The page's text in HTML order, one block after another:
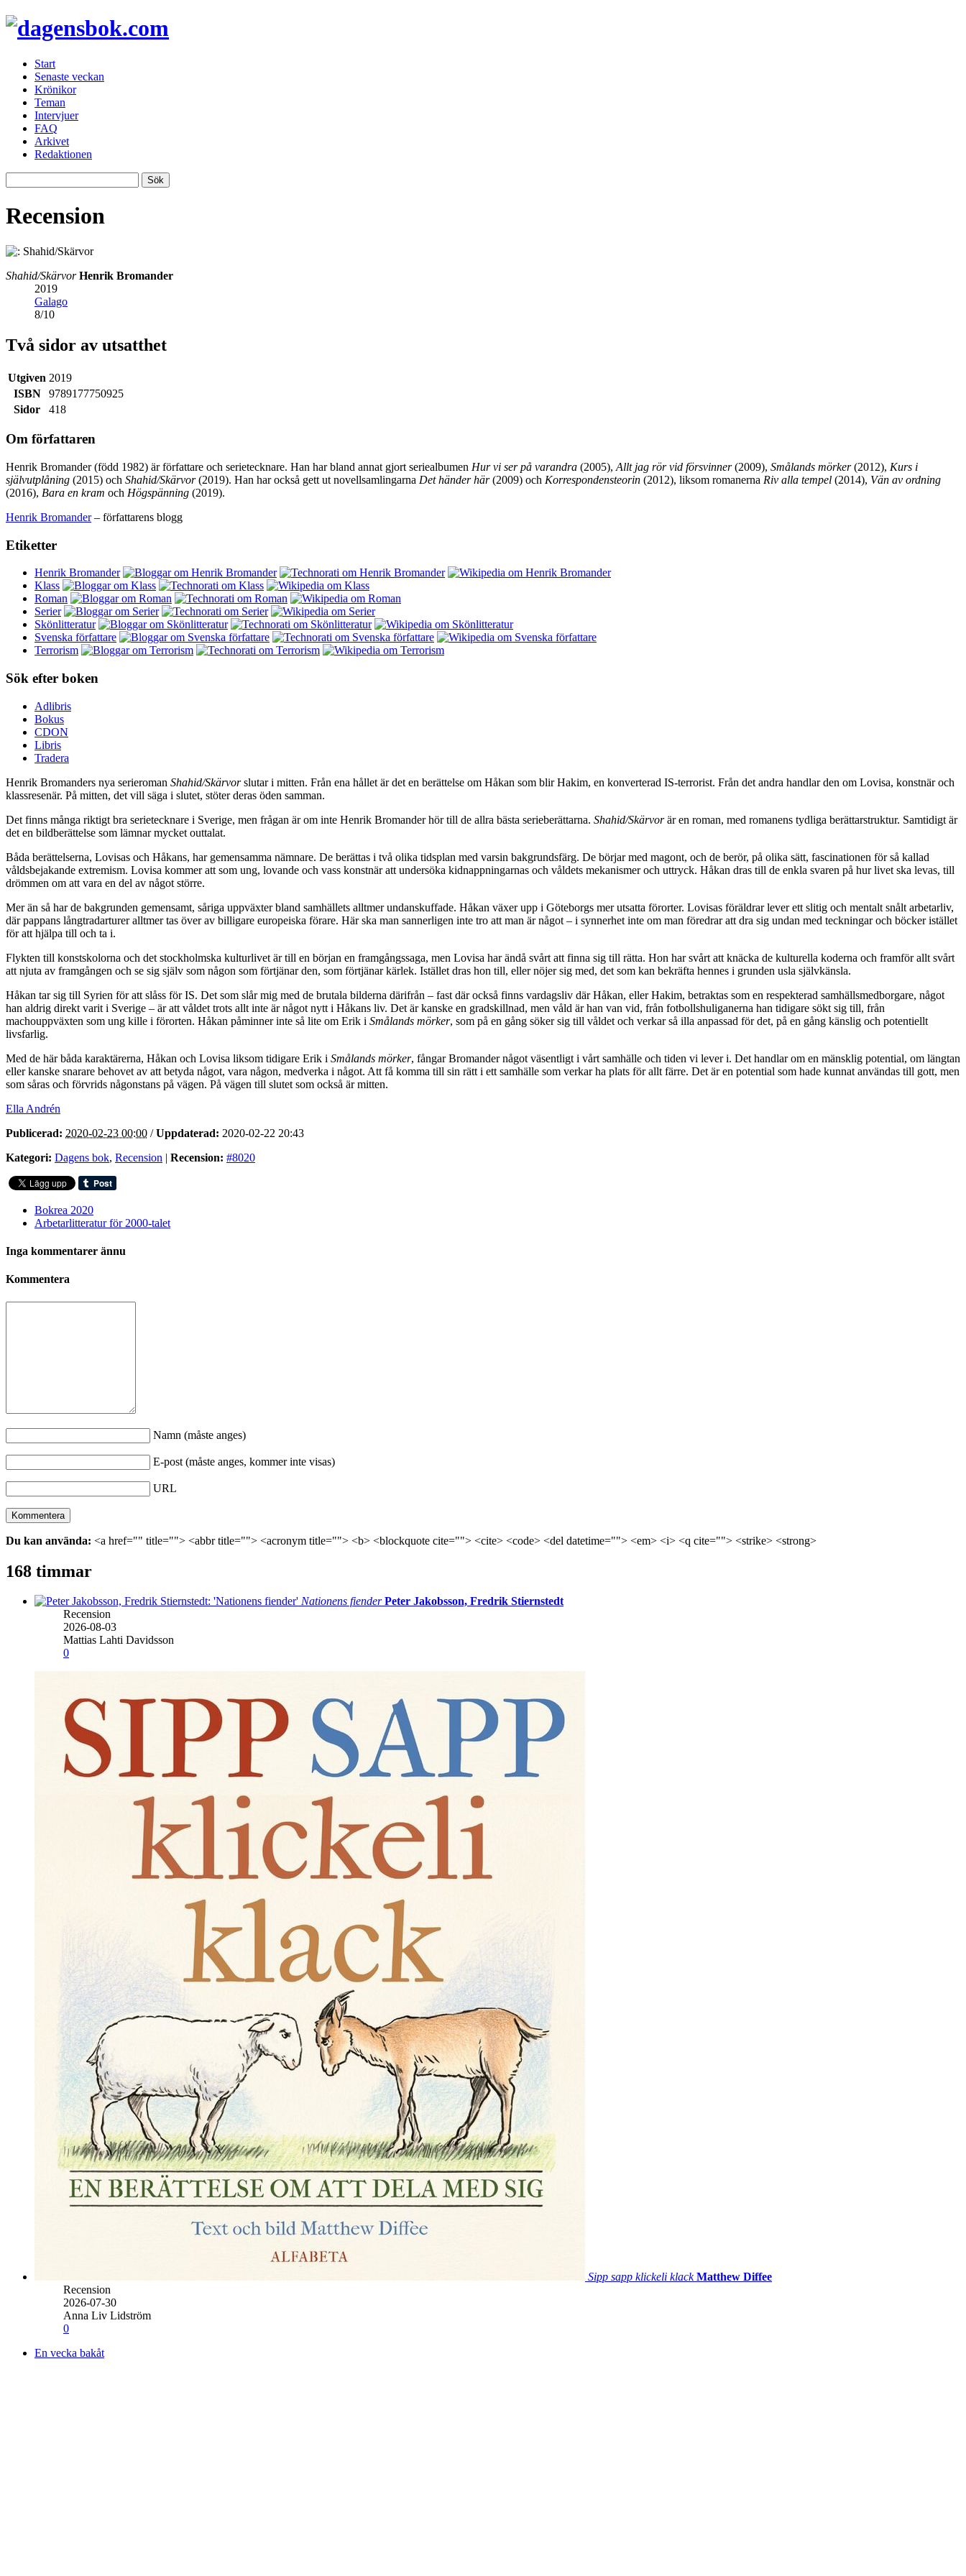
Start
Senaste veckan
Krönikor
Teman
Intervjuer
FAQ
Arkivet
Redaktionen
Recension
Shahid/Skärvor Henrik Bromander
2019
Galago
8/10
Två sidor av utsatthet
Utgiven 2019
ISBN
9789177750925
Sidor
418
Om författaren
Henrik Bromander (född 1982) är författare och serietecknare. Han har bland annat gjort seriealbumen Hur vi ser på varandra (2005), Allt jag rör vid försvinner(2009), Smålands mörker(2012), Kurs i
självutplåning (2015) och Shahid/Skärvor(2019). Han har också gett ut novellsamlingarna Det händer här(2009) och Korrespondensteorin (2012), liksom romanerna Riv alla tempel (2014), Vän av ordning
(2016), Bara en kram och Högspänning (2019).
Henrik Bromander– författarens blogg
Etiketter
Henrik Bromander
Klass
Roman
Serier
Skönlitteratur
Svenska författare
Terrorism
Sök efter boken
Adlibris
Bokus
CDON
Libris
Tradera
Henrik Bromanders nya serieroman Shahid/Skärvorslutar i mitten. Från ena hållet är det en berättelse om Håkan som blir Hakim, en konverterad IS-terrorist. Från det andra handlar den om Lovisa, konstnär och
klassresenär. På mitten, det vill säga i slutet, stöter deras öden samman.
Det finns många riktigt bra serietecknare i Sverige, men frågan är om inte Henrik Bromander hör till de allra bästa serieberättarna. Shahid/Skärvorär en roman, med romanens tydliga berättarstruktur. Samtidigt är
det en bildberättelse som lämnar mycket outtalat.
Båda berättelserna, Lovisas och Håkans, har gemensamma nämnare. De berättas i två olika tidsplan med varsin bakgrundsfärg. De börjar med magont, och de berör, på olika sätt, fascinationen för så kallad
våldsbejakande extremism. Lovisa kommer att som ung, lovande och vass konstnär att undersöka kidnappningarnas och våldets mekanismer och uttryck. Håkan dras till de enkla svaren på hur livet ska levas, till
drömmen om att vara en del av något större.
Mer än så har de bakgrunden gemensamt, såriga uppväxter bland samhällets alltmer undanskuffade. Håkan växer upp i Göteborgs mer utsatta förorter. Lovisas föräldrar lever ett slitig och mentalt snålt arbetarliv,
där pappans långtradarturer alltmer tas över av billigare europeiska förare. Här ska man sannerligen inte tro att man är något – i synnerhet inte om man föredrar att dra sig undan med teckningar och böcker istället
för att hjälpa till och ta i.
Flykten till konstskolorna och det stockholmska kulturlivet är till en början en framgångssaga, men Lovisa har ändå svårt att finna sig till rätta. Hon har svårt att knäcka de kulturella koderna och framför allt svårt
att njuta av framgången och se sig själv som någon som förtjänar den, som förtjänar kärlek. Istället dras hon till, eller nöjer sig med, det som kan bekräfta hennes i grunden usla självkänsla.
Håkan tar sig till Syrien för att slåss för IS. Det som slår mig med de brutala bilderna därifrån – fast där också finns vardagsliv där Håkan, eller Hakim, betraktas som en respekterad samhällsmedborgare, något
han aldrig direkt varit i Sverige – är att våldet trots allt inte är något nytt i Håkans liv. Det är kanske en gradskillnad, men våld är han van vid, från fotbollshuliganerna han tidigare sökt sig till, från
machouppväxten som ung kille i förorten. Håkan påminner inte så lite om Erik i Smålands mörker, som på en gång söker sig till våldet och verkar så illa anpassad för det, på en gång känslig och potentiellt
livsfarlig.
Med de här båda karaktärerna, Håkan och Lovisa liksom tidigare Erik i Smålands mörker, fångar Bromander något väsentligt i vårt samhälle och tiden vi lever i. Det handlar om en mänsklig potential, om längtan
eller kanske snarare behovet av att betyda något, vara någon, medverka i något. Att få komma till sin rätt i ett samhälle som verkar ha plats för allt färre. Det är en potential som hade kunnat användas till gott, men
som såras och förvrids någonstans på vägen. På vägen till slutet som också är mitten.
Ella Andrén
Publicerad: 2020-02-23 00:00 /Uppdaterad: 2020-02-22 20:43
Kategori: Dagens bok, Recension | Recension: #8020
Bokrea 2020
Arbetarlitteratur för 2000-talet
Inga kommentarer ännu
Kommentera
Namn (måste anges)
E-post (måste anges, kommer inte visas)
URL
Du kan använda: <a href="" title=""> <abbr title=""> <acronym title=""> <b> <blockquote cite=""> <cite> <code> <del datetime=""> <em> <i> <q cite=""> <strike> <strong>
168 timmar
Nationens fiender Peter Jakobsson, Fredrik Stiernstedt
Recension
2026-08-03
Mattias Lahti Davidsson
0
Sipp sapp klickeli klack Matthew Diffee
Recension
2026-07-30
Anna Liv Lidström
0
En vecka bakåt